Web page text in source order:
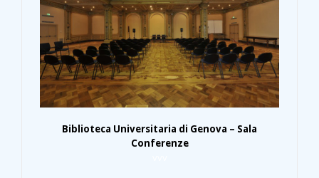
Biblioteca Universitaria di Genova – Sala
Conferenze